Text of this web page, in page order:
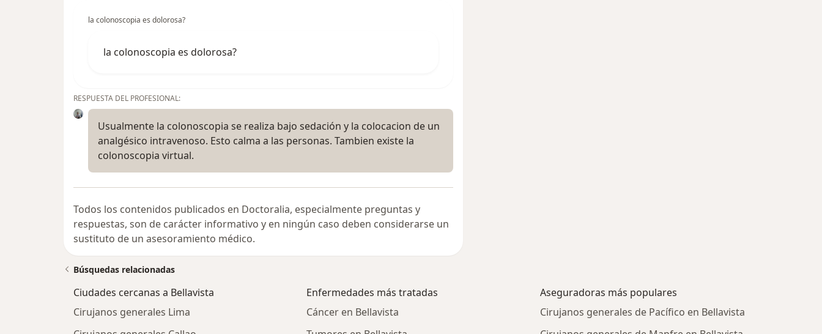
la colonoscopia es dolorosa?
la colonoscopia es dolorosa?
RESPUESTA DEL PROFESIONAL:
Usualmente la colonoscopia se realiza bajo sedación y la colocacion de un
analgésico intravenoso. Esto calma a las personas. Tambien existe la
colonoscopia virtual.
Todos los contenidos publicados en Doctoralia, especialmente preguntas y
respuestas, son de carácter informativo y en ningún caso deben considerarse un
sustituto de un asesoramiento médico.
Búsquedas relacionadas
Ciudades cercanas a Bellavista
Cirujanos generales Lima
Enfermedades más tratadas
Cáncer en Bellavista
Aseguradoras más populares
Cirujanos generales de Pacífico en Bellavista